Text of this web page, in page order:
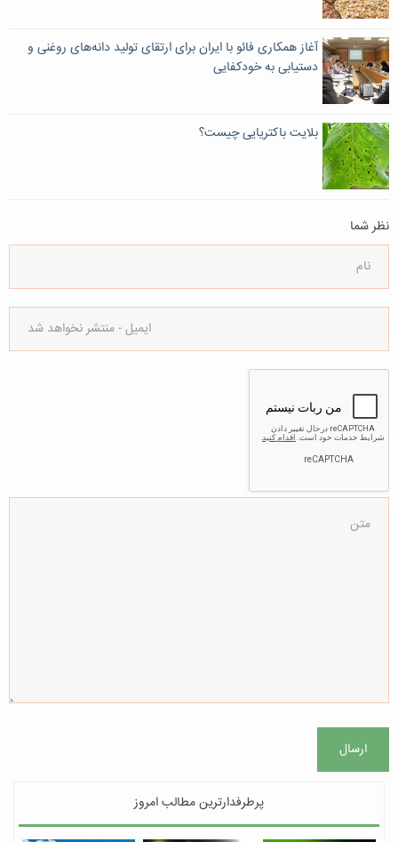
آغاز همکاری فائو با ایران برای ارتقای تولید دانه‌های روغنی و
دستیابی به خودکفایی
بلایت باکتریایی چیست؟
نظر شما
ارسال
پرطرفدارترین مطالب امروز